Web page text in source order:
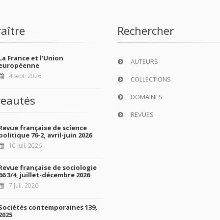
France et l'Union
4 sept. 2026
française de science
76-2, avril-juin 2026
10 juil. 2026
française de sociologie
3/4, juillet-décembre 2026
7 juil. 2026
contemporaines 139,
Rechercher
AUTEURS
COLLECTIONS
DOMAINES
REVUES